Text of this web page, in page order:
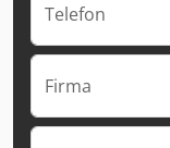
Telefon
Firma